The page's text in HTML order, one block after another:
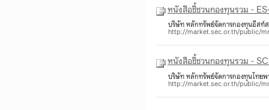
หนังสือชี้ชวนกองทุนรวม -
บริษัท หลักทรัพย์จัดการกองทุนอีสท์ส
http://market.sec.or.th/public/
บริษัท หลักทรัพย์จัดการกองทุนไทย
http://market.sec.or.th/public/